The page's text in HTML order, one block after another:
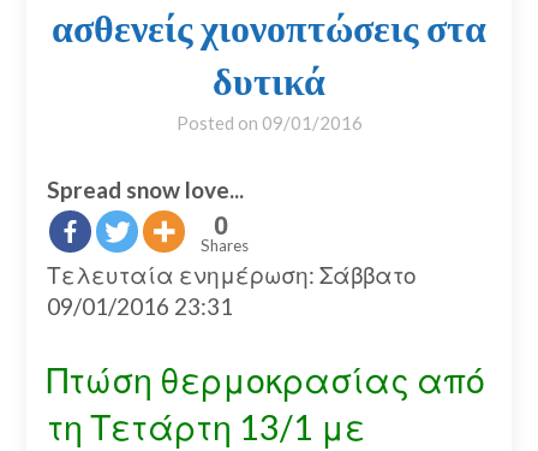
ασθενείς χιονοπτώσεις στα
δυτικά
Posted on 09/01/2016
Spread snow love...
0
Shares
Τελευταία ενημέρωση: Σάββατο
09/01/2016 23:31
Πτώση θερμοκρασίας από
τη Τετάρτη 13/1 με